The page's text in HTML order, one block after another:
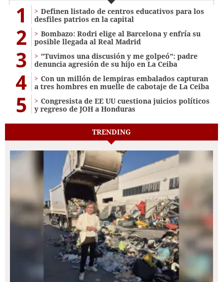
1
Definen listado de centros educativos para los
desfiles patrios en la capital
2
Bombazo: Rodri elige al Barcelona y enfría su
posible llegada al Real Madrid
3
"Tuvimos una discusión y me golpeó": padre
denuncia agresión de su hijo en La Ceiba
4
Con un millón de lempiras embalados capturan
a tres hombres en muelle de cabotaje de La Ceiba
5
Congresista de EE UU cuestiona juicios políticos
y regreso de JOH a Honduras
TRENDING